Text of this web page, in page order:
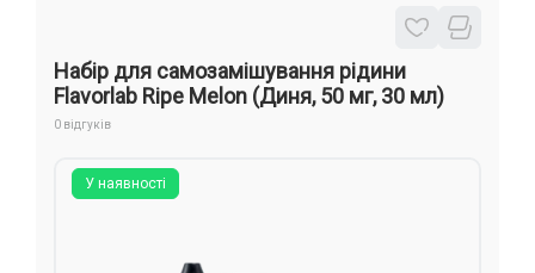
Аксесуари для кальяну
Комплектуючі для POD
Рідини для електронних сигарет
Набір для самозамішування рідини
Flavorlab Ripe Melon (Диня, 50 мг, 30 мл)
0 відгуків
У наявності